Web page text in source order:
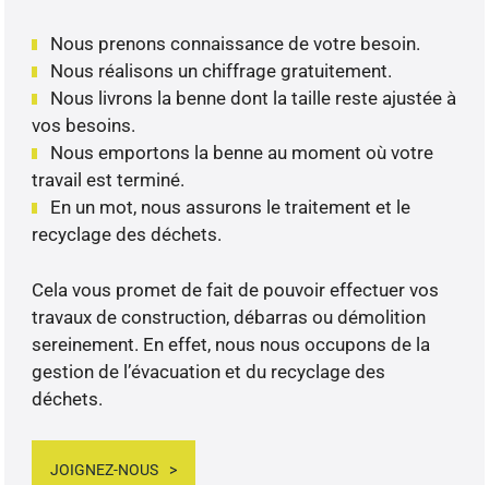
Nous prenons connaissance de votre besoin.
Nous réalisons un chiffrage gratuitement.
Nous livrons la benne dont la taille reste ajustée à
vos besoins.
Nous emportons la benne au moment où votre
travail est terminé.
En un mot, nous assurons le traitement et le
recyclage des déchets.
Cela vous promet de fait de pouvoir effectuer vos
travaux de construction, débarras ou démolition
sereinement. En effet, nous nous occupons de la
gestion de l’évacuation et du recyclage des
déchets.
JOIGNEZ-NOUS